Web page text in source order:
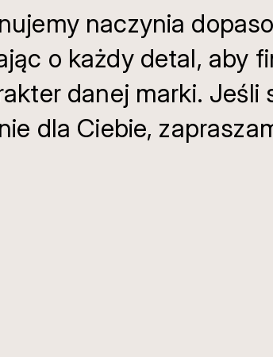
naczynia
o każdy detal, aby
danej marki.
dla Ciebie,